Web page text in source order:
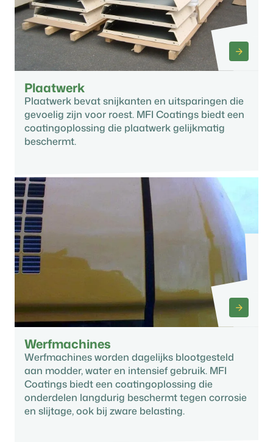
Plaatwerk
Plaatwerk bevat snijkanten en uitsparingen die
gevoelig zijn voor roest. MFI Coatings biedt een
coatingoplossing die plaatwerk gelijkmatig
beschermt.
Werfmachines
Werfmachines worden dagelijks blootgesteld
aan modder, water en intensief gebruik. MFI
Coatings biedt een coatingoplossing die
onderdelen langdurig beschermt tegen corrosie
en slijtage, ook bij zware belasting.